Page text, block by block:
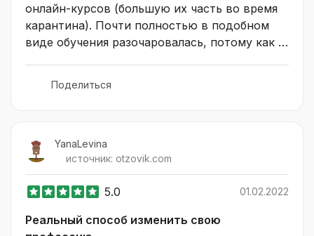
онлайн-курсов (большую их часть во время
карантина). Почти полностью в подобном
виде обучения разочаровалась, потому как
итоге получаешь прописные истины вместо
Обучение у Артема Мазура отличалось от
всех тех, что я проходила раньше. Весь
интенсив состоит из емких хорошо
структурированных блоков, доступ к
ряда практических работ. Это отличный
Поделиться
YanaLevina
источник: otzovik.com
5.0 01.02.2022
Реальный способ изменить свою